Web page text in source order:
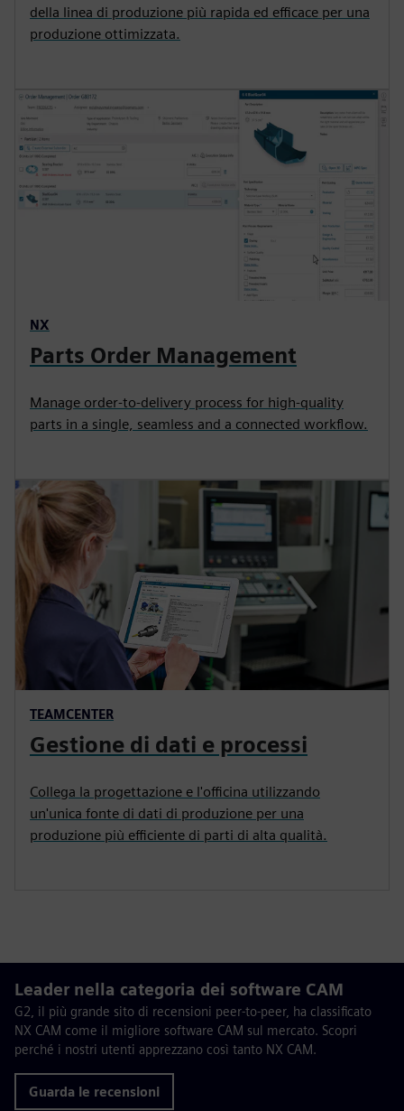
della linea di produzione più rapida ed efficace per una
produzione ottimizzata.
NX
Parts Order Management
Manage order-to-delivery process for high-quality
parts in a single, seamless and a connected workflow.
TEAMCENTER
Gestione di dati e processi
Collega la progettazione e l'officina utilizzando
un'unica fonte di dati di produzione per una
produzione più efficiente di parti di alta qualità.
Leader nella categoria dei software CAM
G2, il più grande sito di recensioni peer-to-peer, ha classificato
NX CAM come il migliore software CAM sul mercato. Scopri
perché i nostri utenti apprezzano così tanto NX CAM.
Guarda le recensioni